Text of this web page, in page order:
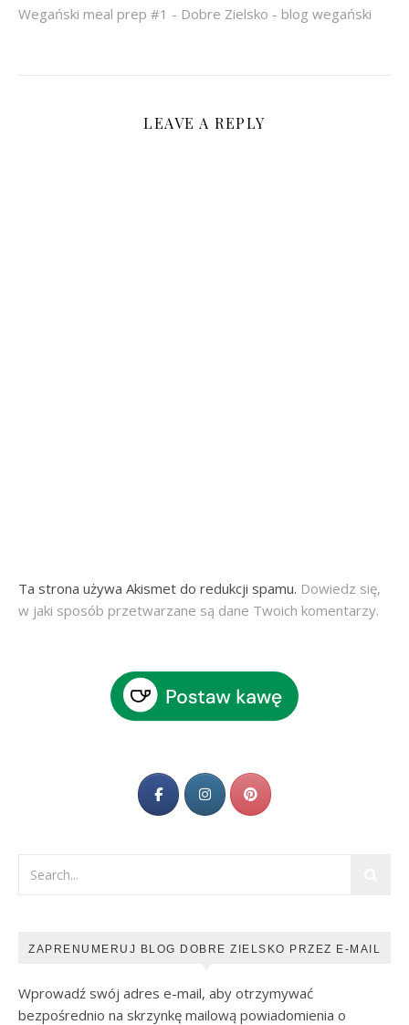
Wegański meal prep #1 - Dobre Zielsko - blog wegański
LEAVE A REPLY
Ta strona używa Akismet do redukcji spamu. Dowiedz się,
w jaki sposób przetwarzane są dane Twoich komentarzy.
ZAPRENUMERUJ BLOG DOBRE ZIELSKO PRZEZ E-MAIL
Wprowadź swój adres e-mail, aby otrzymywać
bezpośrednio na skrzynkę mailową powiadomienia o